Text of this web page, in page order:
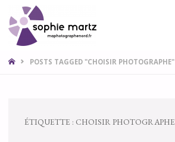
NORD
HOMEPOSTS TAGGED "CHOISIR PHOTOGRAPHE"
ÉTIQUETTE : CHOISIR PHOTOGRAPHE